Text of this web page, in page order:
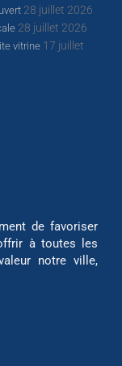
28 juillet 2026
28 juillet 2026
vitrine 17 juillet
de favoriser
à toutes les
notre ville,